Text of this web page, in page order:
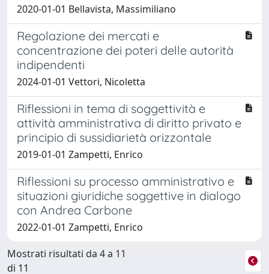
2020-01-01 Bellavista, Massimiliano
Regolazione dei mercati e
concentrazione dei poteri delle autorità
indipendenti
2024-01-01 Vettori, Nicoletta
Riflessioni in tema di soggettività e
attività amministrativa di diritto privato e
principio di sussidiarietà orizzontale
2019-01-01 Zampetti, Enrico
Riflessioni su processo amministrativo e
situazioni giuridiche soggettive in dialogo
con Andrea Carbone
2022-01-01 Zampetti, Enrico
Mostrati risultati da 4 a 11
di 11